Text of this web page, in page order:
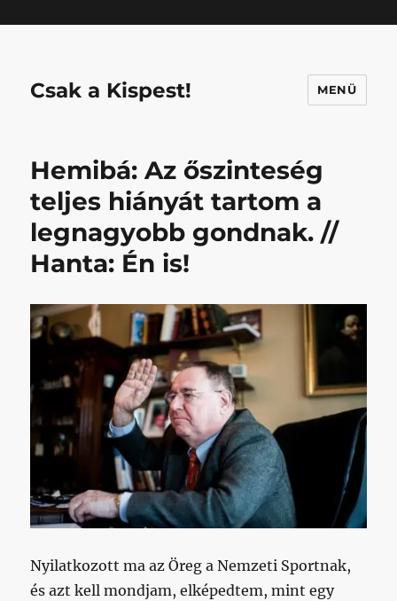
Csak a Kispest! MENÜ
Hemibá: Az őszinteség
teljes hiányát tartom a
legnagyobb gondnak. //
Hanta: Én is!
Nyilatkozott ma az Öreg a Nemzeti Sportnak,
és azt kell mondjam, elképedtem, mint egy